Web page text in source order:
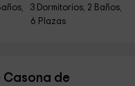
3 Dormitorios, 2 Baños,
6 Plazas
Casona de